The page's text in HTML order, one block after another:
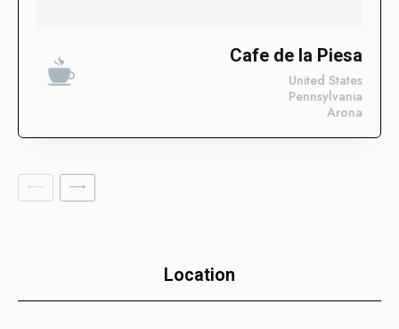
Tecnologías de la Información
Marketing y Publicidad
Recursos Humanos
Construcción
Cafe de la Piesa
Arona
Pennsylvania
United States
Location